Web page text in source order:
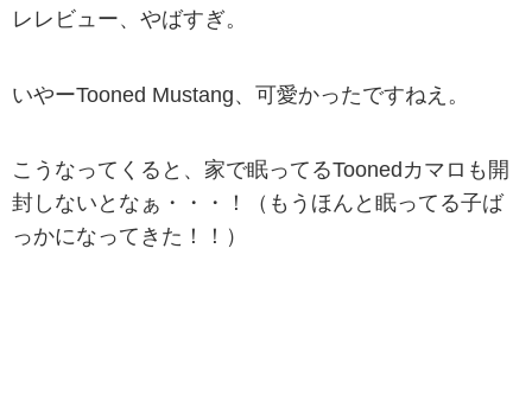
レレビュー、やばすぎ。
いやーTooned Mustang、可愛かったですねえ。
こうなってくると、家で眠ってるToonedカマロも開
封しないとなぁ・・・！（もうほんと眠ってる子ば
っかになってきた！！）